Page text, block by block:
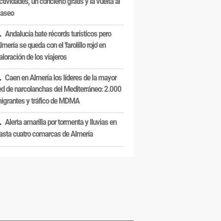
Andalucía bate récords turísticos pero
se queda con el 'farolillo rojo' en
de los viajeros
Caen en Almería los líderes de la mayor
de narcolanchas del Mediterráneo: 2.000
y tráfico de MDMA
Alerta amarilla por tormenta y lluvias en
cuatro comarcas de Almería